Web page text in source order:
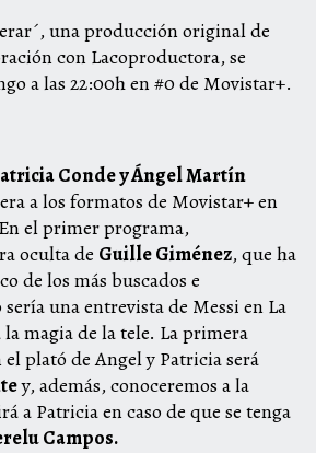
una producción original de
con Lacoproductora, se
a las 22:00h en #0 de Movistar+.
Conde y Ángel Martín
a los formatos de Movistar+ en
el primer programa,
oculta de Guille Giménez, que ha
de los más buscados e
una entrevista de Messi en La
la magia de la tele. La primera
plató de Angel y Patricia será
y, además, conoceremos a la
a Patricia en caso de que se tenga
Campos.